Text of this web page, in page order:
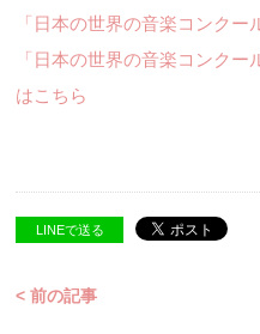
「日本の世界の音楽コンク
「日本の世界の音楽コンク
はこちら
LINEで送る
< 前の記事